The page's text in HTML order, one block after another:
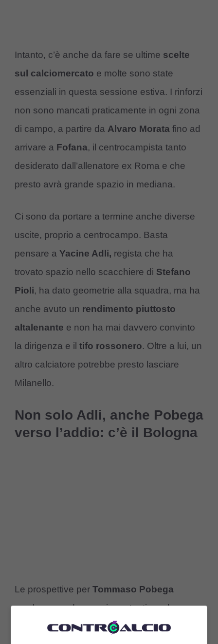
Intanto, c’è anche da fare se ultime scelte
sul calciomercato e molte sono state
essenziali in questa sessione estiva. I rinforzi
non sono mancati praticamente in ogni zona
di campo, a partire da Alvaro Morata fino ad
arrivare a Fofana, il centrocampista tanto
desiderato dall’allenatore ex Roma e che
presto avrà grande spazio in mediana.
Ci sono da portare a termine anche diverse
uscite, proprio a centrocampo. Basta
pensare a Yacine Adli, regista che ha
trovato spazio nello scacchiere di Stefano
Pioli, ha dato geometrie alla squadra, ma ha
anche avuto un rendimento piuttosto
altalenante e non ha mai davvero convinto
la dirigenza e il tifo rossonero. Oltre a lui, un
altro calciatore potrebbe presto lasciare
Milanello.
Non solo Adli, anche Pobega
verso l’addio: c’è il Bologna
Le prospettive per Tommaso Pobega
sembravano davvero importanti con la
maglia del Milan. Parliamo di un calciatore